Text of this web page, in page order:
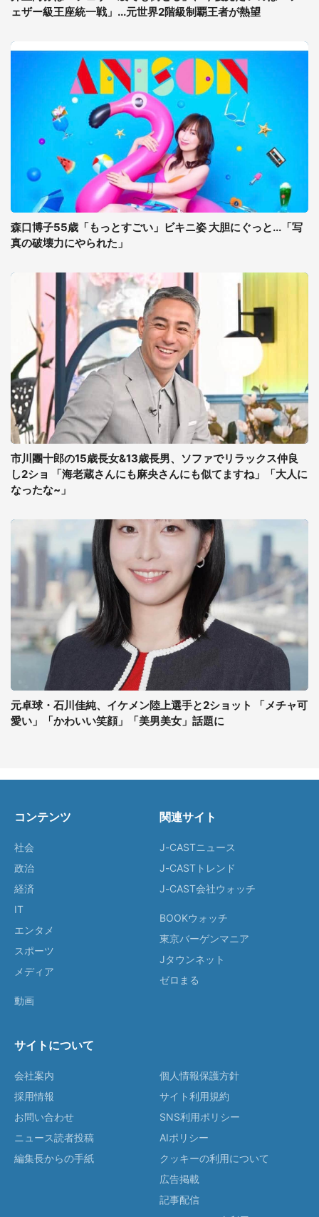
ェザー級王座統一戦」...元世界2階級制覇王者が熱望
森口博子55歳「もっとすごい」ビキニ姿 大胆にぐっと...「写
真の破壊力にやられた」
市川團十郎の15歳長女&13歳長男、ソファでリラックス仲良
し2ショ 「海老蔵さんにも麻央さんにも似てますね」「大人に
なったな~」
元卓球・石川佳純、イケメン陸上選手と2ショット 「メチャ可
愛い」「かわいい笑顔」「美男美女」話題に
コンテンツ
社会
政治
経済
IT
エンタメ
スポーツ
メディア
動画
関連サイト
J-CASTニュース
J-CASTトレンド
J-CAST会社ウォッチ
BOOKウォッチ
東京バーゲンマニア
Jタウンネット
ゼロまる
サイトについて
会社案内
採用情報
お問い合わせ
ニュース読者投稿
編集長からの手紙
個人情報保護方針
サイト利用規約
SNS利用ポリシー
AIポリシー
クッキーの利用について
広告掲載
記事配信